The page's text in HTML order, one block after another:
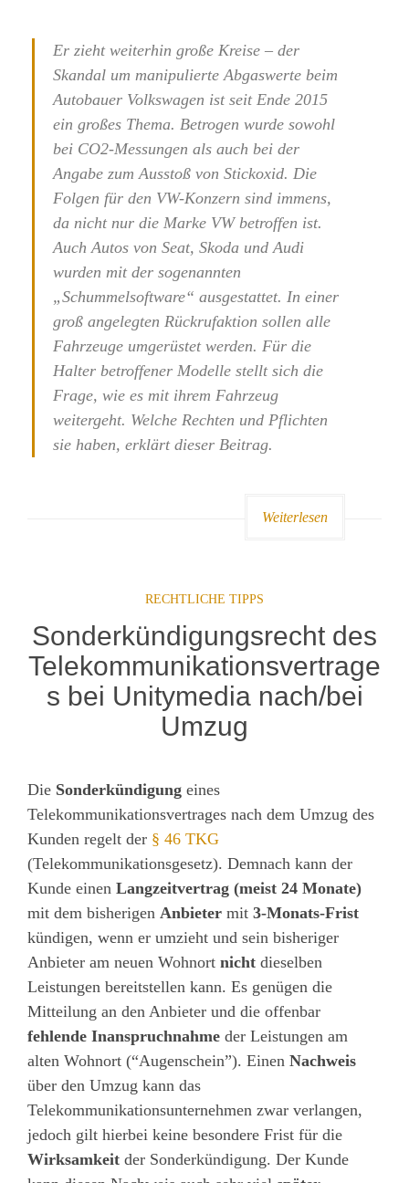
Er zieht weiterhin große Kreise – der
Skandal um manipulierte Abgaswerte beim
Autobauer Volkswagen ist seit Ende 2015
ein großes Thema. Betrogen wurde sowohl
bei CO2-Messungen als auch bei der
Angabe zum Ausstoß von Stickoxid. Die
Folgen für den VW-Konzern sind immens,
da nicht nur die Marke VW betroffen ist.
Auch Autos von Seat, Skoda und Audi
wurden mit der sogenannten
„Schummelsoftware“ ausgestattet. In einer
groß angelegten Rückrufaktion sollen alle
Fahrzeuge umgerüstet werden. Für die
Halter betroffener Modelle stellt sich die
Frage, wie es mit ihrem Fahrzeug
weitergeht. Welche Rechten und Pflichten
sie haben, erklärt dieser Beitrag.
Weiterlesen
RECHTLICHE TIPPS
Sonderkündigungsrecht des
Telekommunikationsvertrage
s bei Unitymedia nach/bei
Umzug
Die Sonderkündigung eines
Telekommunikationsvertrages nach dem Umzug des
Kunden regelt der § 46 TKG
(Telekommunikationsgesetz). Demnach kann der
Kunde einen Langzeitvertrag (meist 24 Monate)
mit dem bisherigen Anbieter mit 3-Monats-Frist
kündigen, wenn er umzieht und sein bisheriger
Anbieter am neuen Wohnort nicht dieselben
Leistungen bereitstellen kann. Es genügen die
Mitteilung an den Anbieter und die offenbar
fehlende Inanspruchnahme der Leistungen am
alten Wohnort (“Augenschein”). Einen Nachweis
über den Umzug kann das
Telekommunikationsunternehmen zwar verlangen,
jedoch gilt hierbei keine besondere Frist für die
Wirksamkeit der Sonderkündigung. Der Kunde